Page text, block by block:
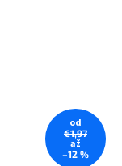
od
€1,97
až
–12 %